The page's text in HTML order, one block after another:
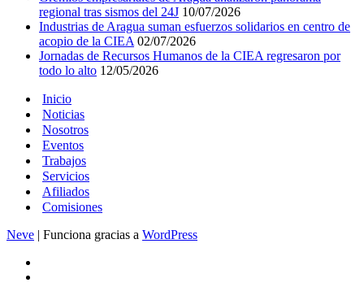
regional tras sismos del 24J 10/07/2026
Industrias de Aragua suman esfuerzos solidarios en centro de
acopio de la CIEA 02/07/2026
Jornadas de Recursos Humanos de la CIEA regresaron por
todo lo alto 12/05/2026
Inicio
Noticias
Nosotros
Eventos
Trabajos
Servicios
Afiliados
Comisiones
Neve | Funciona gracias a WordPress